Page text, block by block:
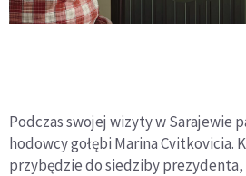
Podczas swojej wizyty w Sarajewie
hodowcy gołębi Marina Cvitkovicia.
przybędzie do siedziby